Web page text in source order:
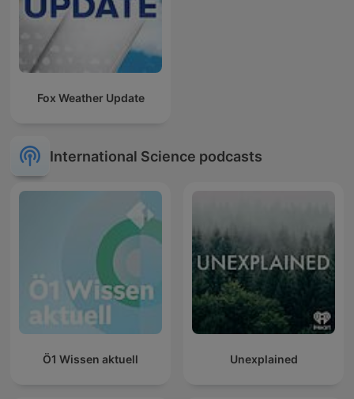
Fox Weather Update
International Science podcasts
Ö1 Wissen aktuell Unexplained